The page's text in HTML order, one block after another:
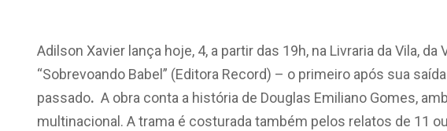
Adilson Xavier lança hoje, 4, a partir das 19h, na Livraria da Vila,
“Sobrevoando Babel” (Editora Record) – o primeiro após sua
passado. A obra conta a história de Douglas Emiliano Gomes,
multinacional. A trama é costurada também pelos relatos de 11